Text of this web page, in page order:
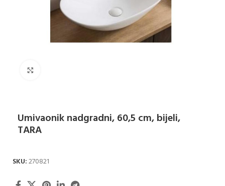
Umivaonik nadgradni, 60,5 cm, bijeli,
TARA
SKU:270821